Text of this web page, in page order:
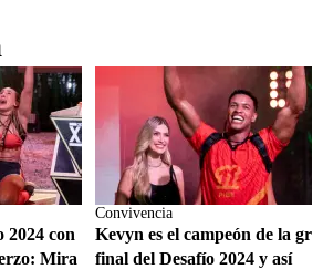
2024 con
Mira
Convivencia
Kevyn es el campeón de la
final del Desafío 2024 y así